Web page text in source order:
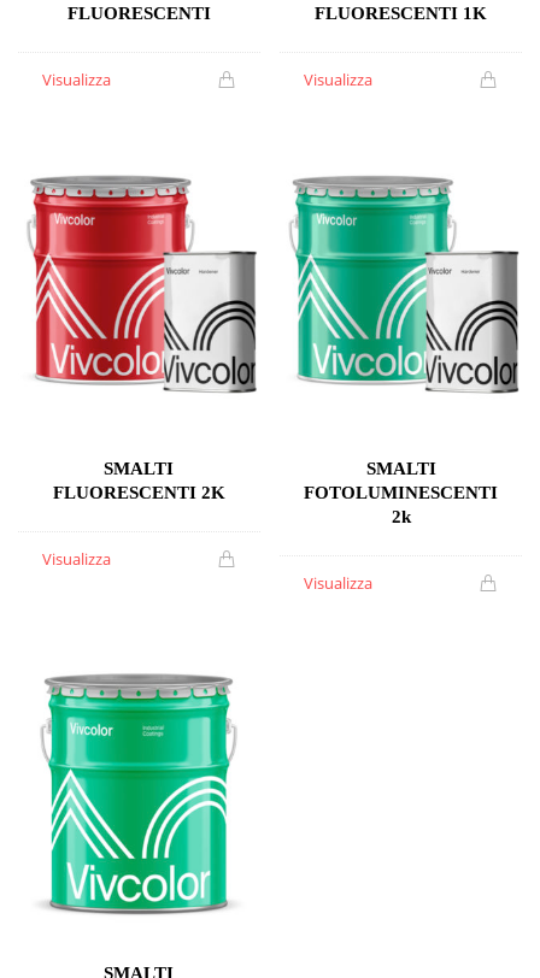
FLUORESCENTI
Visualizza
FLUORESCENTI 1K
Visualizza
SMALTI
FLUORESCENTI 2K
Visualizza
SMALTI
FOTOLUMINESCENTI
2k
Visualizza
SMALTI